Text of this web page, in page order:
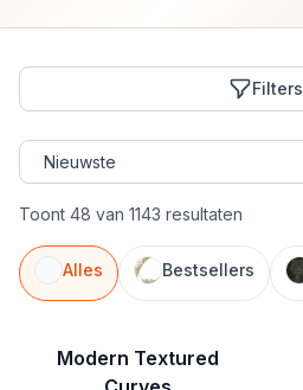
Filters
Toont 48 van 1143 resultaten
Alles Bestsellers
Modern Textured